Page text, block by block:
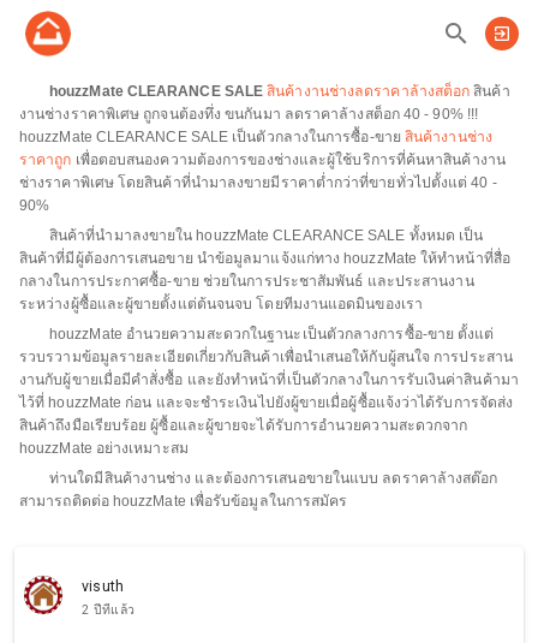
search exit_to_app
houzzMate CLEARANCE SALEสินค้างานช่างลดราคาล้างสต็อก สินค้า
งานช่างราคาพิเศษ ถูกจนต้องทึ่ง ขนกันมา ลดราคาล้างสต็อก 40 - 90% !!!
houzzMate CLEARANCE SALE เป็นตัวกลางในการซื้อ-ขายสินค้างานช่าง
ราคาถูก เพื่อตอบสนองความต้องการของช่างและผู้ใช้บริการที่ค้นหาสินค้างาน
ช่างราคาพิเศษ โดยสินค้าที่นำมาลงขายมีราคาต่ำกว่าที่ขายทั่วไปตั้งแต่ 40 -
90%
สินค้าที่นำมาลงขายใน houzzMate CLEARANCE SALE ทั้งหมด เป็น
สินค้าที่มีผู้ต้องการเสนอขาย นำข้อมูลมาแจ้งแก่ทาง houzzMate ให้ทำหน้าที่สื่อ
กลางในการประกาศซื้อ-ขาย ช่วยในการประชาสัมพันธ์ และประสานงาน
ระหว่างผู้ซื้อและผู้ขายตั้งแต่ต้นจนจบ โดยทีมงานแอดมินของเรา
houzzMate อำนวยความสะดวกในฐานะเป็นตัวกลางการซื้อ-ขาย ตั้งแต่
รวบรวามข้อมูลรายละเอียดเกี่ยวกับสินค้าเพื่อนำเสนอให้กับผู้สนใจ การประสาน
งานกับผู้ขายเมื่อมีคำสั่งซื้อ และยังทำหน้าที่เป็นตัวกลางในการรับเงินค่าสินค้ามา
ไว้ที่ houzzMate ก่อน และจะชำระเงินไปยังผู้ขายเมื่อผู้ซื้อแจ้งว่าได้รับการจัดส่ง
สินค้าถึงมือเรียบร้อย ผู้ซื้อและผู้ขายจะได้รับการอำนวยความสะดวกจาก
houzzMate อย่างเหมาะสม
ท่านใดมีสินค้างานช่าง และต้องการเสนอขายในแบบ ลดราคาล้างสต๊อก
สามารถติดต่อ houzzMate เพื่อรับข้อมูลในการสมัคร
visuth
2 ปีที่แล้ว